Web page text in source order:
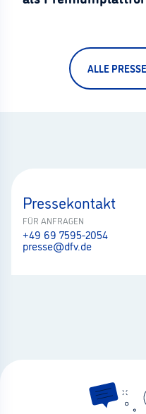
ALLE
Pressekontakt
FÜR ANFRAGEN
+49 69 7595-2054
presse@dfv.de